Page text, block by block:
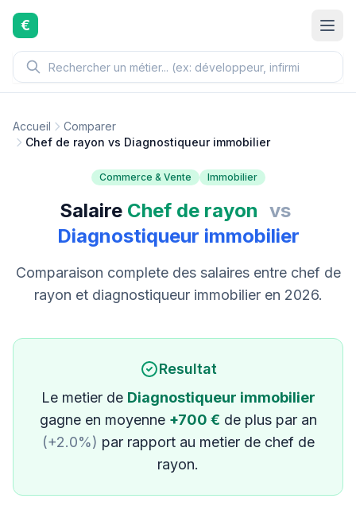
Aller au contenu principal
€
Accueil
Comparer
Chef de rayon vs Diagnostiqueur immobilier
Commerce & Vente Immobilier
Salaire Chef de rayon vs
Diagnostiqueur immobilier
Comparaison complete des salaires entre chef de
rayon et diagnostiqueur immobilier en 2026.
Resultat
Le metier de Diagnostiqueur immobilier
gagne en moyenne +700 € de plus par an
(+2.0%) par rapport au metier de chef de
rayon.